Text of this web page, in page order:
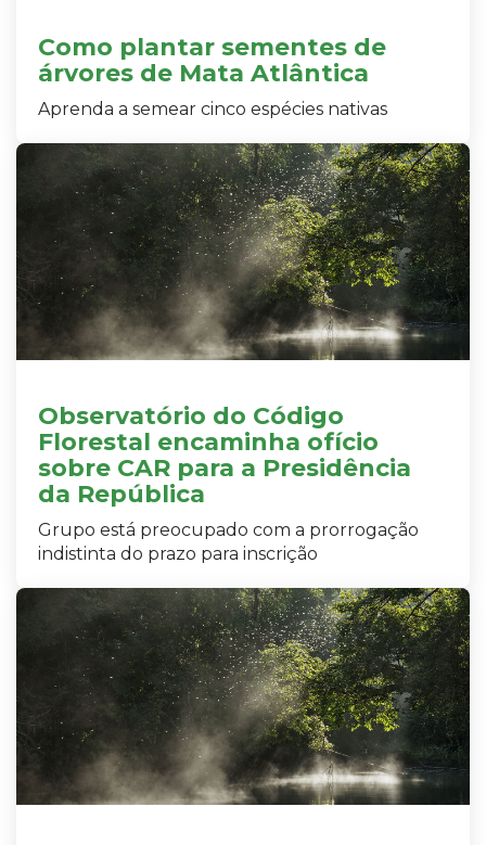
Como plantar sementes de
árvores de Mata Atlântica
Aprenda a semear cinco espécies nativas
Observatório do Código
Florestal encaminha ofício
sobre CAR para a Presidência
da República
Grupo está preocupado com a prorrogação
indistinta do prazo para inscrição